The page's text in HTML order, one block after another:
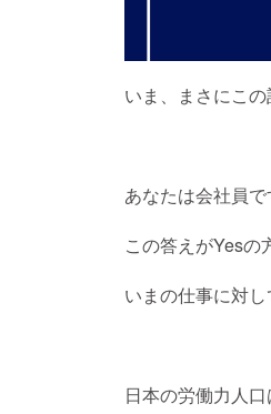
いま、まさにこ
あなたは会社員で
この答えがYesの
いまの仕事に対し
日本の労働力人